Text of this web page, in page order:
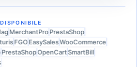
MerchantProPrestaShop
FGOEasySalesWooCommerce
OpenCartSmartBill